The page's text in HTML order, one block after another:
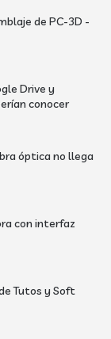
de PC-3D -
Drive y
conocer
óptica no llega
con interfaz
Tutos y Soft